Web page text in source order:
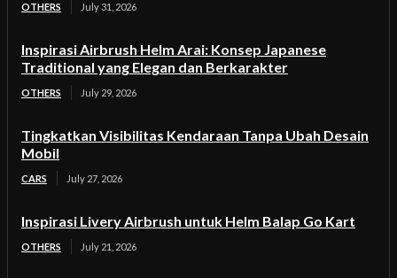
OTHERS July 31, 2026
Inspirasi Airbrush Helm Arai: Konsep Japanese
Traditional yang Elegan dan Berkarakter
OTHERS July 29, 2026
Tingkatkan Visibilitas Kendaraan Tanpa Ubah Desain
Mobil
CARS July 27, 2026
Inspirasi Livery Airbrush untuk Helm Balap Go Kart
OTHERS July 21, 2026